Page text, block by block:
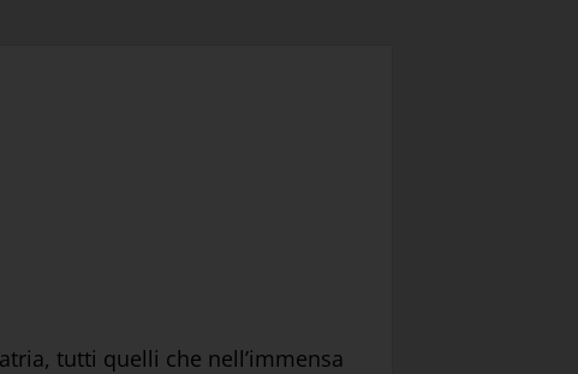
tutti quelli che nell’immensa